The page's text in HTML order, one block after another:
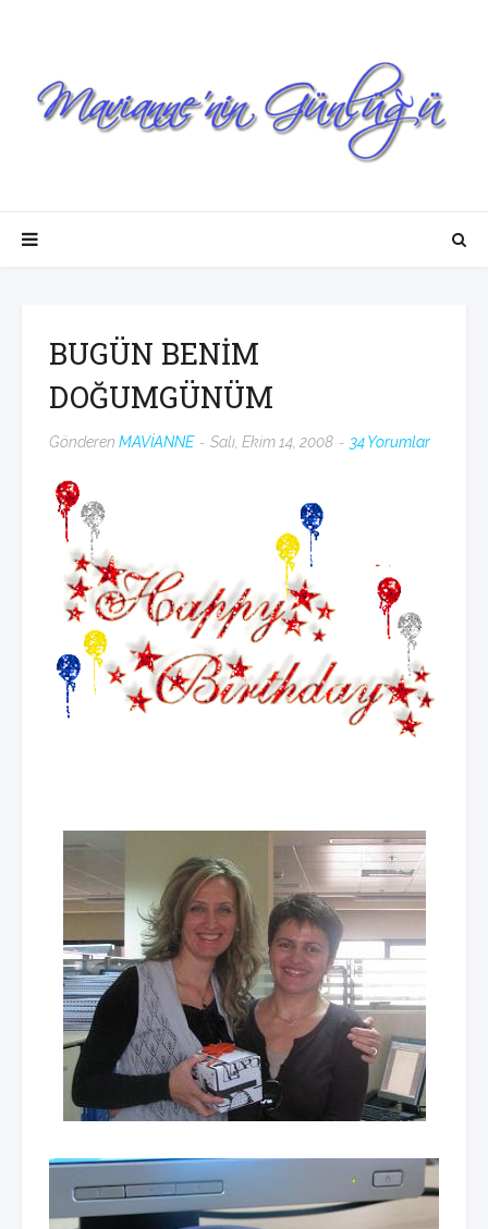
BUGÜN BENİM
DOĞUMGÜNÜM
Gönderen MAVİANNE Salı, Ekim 14, 2008 34 Yorumlar